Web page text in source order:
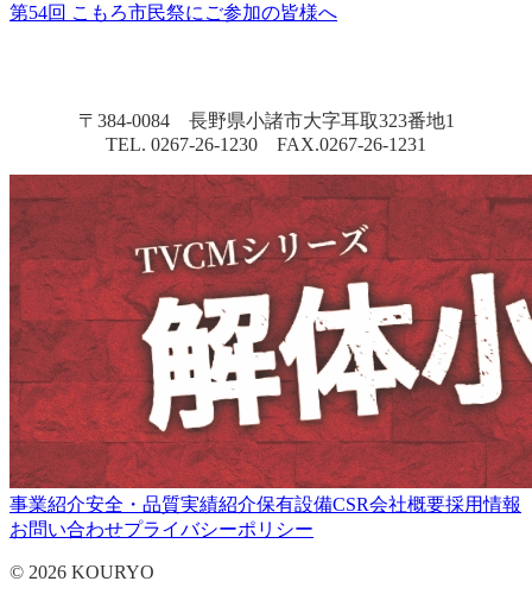
第54回 こもろ市民祭にご参加の皆様へ
〒384-0084 長野県小諸市大字耳取323番地1
TEL. 0267-26-1230 FAX.0267-26-1231
事業紹介安全・品質実績紹介保有設備CSR会社概要採用情報
お問い合わせプライバシーポリシー
© 2026 KOURYO